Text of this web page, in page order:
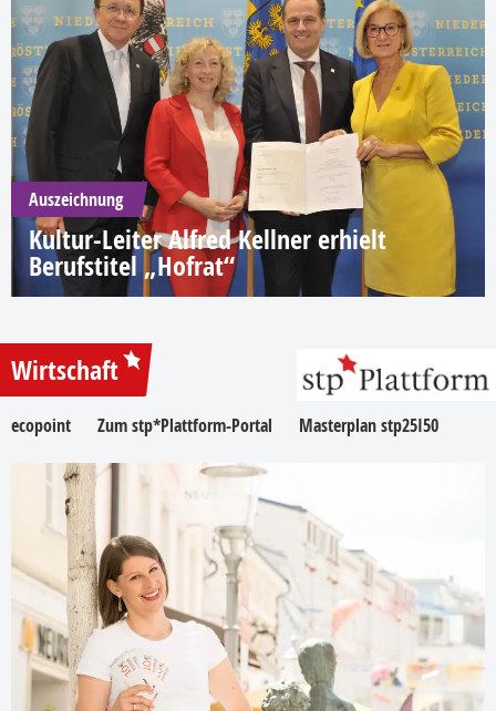
Auszeichnung
Kultur-Leiter Alfred Kellner erhielt
Berufstitel „Hofrat“
Wirtschaft
ecopoint Zum stp*Plattform-Portal Masterplan stp25I50